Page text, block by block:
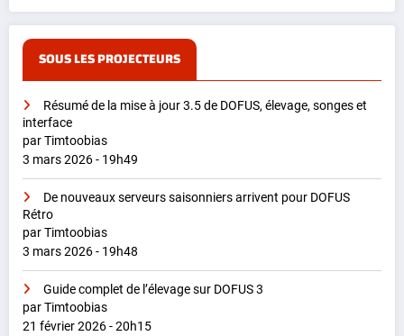
SOUS LES PROJECTEURS
Résumé de la mise à jour 3.5 de DOFUS, élevage, songes et
interface
par Timtoobias
3 mars 2026 - 19h49
De nouveaux serveurs saisonniers arrivent pour DOFUS
Rétro
par Timtoobias
3 mars 2026 - 19h48
Guide complet de l’élevage sur DOFUS 3
par Timtoobias
21 février 2026 - 20h15